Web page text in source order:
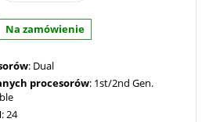
Na zamówienie
: Dual
procesorów: 1st/2nd Gen.
: 24